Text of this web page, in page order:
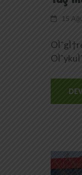
15